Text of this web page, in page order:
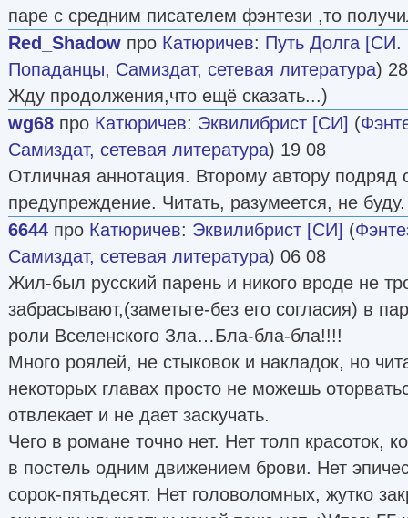
паре с средним писателем фэнтези ,то
Red_Shadow про Катюричев: Путь Долга [СИ.
Попаданцы, Самиздат, сетевая литература)
Жду продолжения,что ещё сказать...)
wg68 про Катюричев: Эквилибрист [СИ] (
Самиздат, сетевая литература) 19 08
Отличная аннотация. Второму автору подряд
предупреждение. Читать, разумеется, не буду.
6644 про Катюричев: Эквилибрист [СИ] (
Самиздат, сетевая литература) 06 08
Жил-был русский парень и никого вроде не
забрасывают,(заметьте-без его согласия) в
роли Вселенского Зла…Бла-бла-бла!!!!
Много роялей, не стыковок и накладок, но
некоторых главах просто не можешь
отвлекает и не дает заскучать.
Чего в романе точно нет. Нет толп красоток,
в постель одним движением брови. Нет
сорок-пятьдесят. Нет головоломных, жутко